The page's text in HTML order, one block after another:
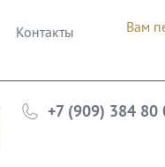
Контакты Вам
+7 (909) 384 80